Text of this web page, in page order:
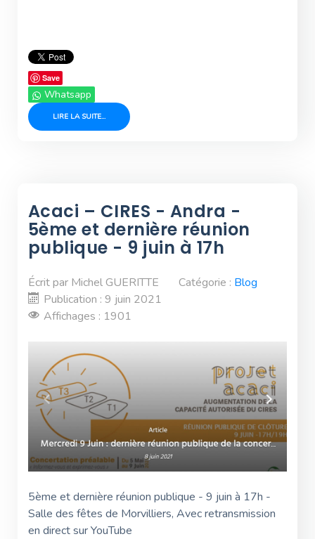
Save
Whatsapp
LIRE LA SUITE...
Acaci – CIRES - Andra -
5ème et dernière réunion
publique - 9 juin à 17h
Écrit par Michel GUERITTE Catégorie : Blog
Publication : 9 juin 2021
Affichages : 1901
5ème et dernière réunion publique - 9 juin à 17h -
Salle des fêtes de Morvilliers, Avec retransmission
en direct sur YouTube